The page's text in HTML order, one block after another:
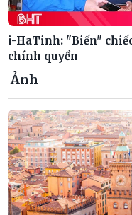
i-HaTinh: "Biến"
chính quyền
Ảnh